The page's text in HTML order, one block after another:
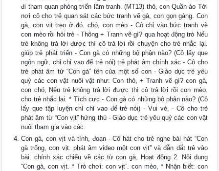
đi tham quan phòng triển lãm tranh. (MT13) thỏ, con Quần áo Tới
nơi cô cho trẻ quan sát các bức tranh vẽ gà, con gọn gàng. Con
gà, con vịt treo ở đó. chó, con mèo - Cô chỉ vào bức tranh vẽ
con mèo rồi hỏi trẻ - Thông + Tranh vẽ gì? qua hoạt động trò Nếu
trẻ không trả lời được thì cô trả lời rồi chuyện cho trẻ nhắc lại.
giúp trẻ phát triển - Con gà có những bộ phận nào? (Cô lấy que
ngôn ngữ, chỉ chỉ vao để trẻ nói) trẻ phát âm chính xác - Cô cho
trẻ phát âm từ “Con gà” tên của một số con - Giáo dục trẻ yêu
quý các con vật nuôi vật như: Con thỏ, + Tranh vẽ gì? con gà,
con chó, Nếu trẻ không trả lời được thì cô trả lời rồi con mèo.
cho trẻ nhắc lại. * Tích cực - Con gà có những bộ phận nào? (Cô
lấy que tập luyện chỉ chỉ vao để trẻ nói) - Vui vẻ, - Cô cho trẻ
phát âm từ “Con vịt” hứng thú - Giáo dục trẻ yêu quý các con vật
nuôi tham gia vào các
Con gà, con vịt và tính, đoạn - Cô hát cho trẻ nghe bài hát “Con
gà trống, con vịt. phát âm video một con vịt” và dẫn dắt trẻ vào
bài. chính xác chiếu về các từ con gà, Hoạt động 2. Nội dung
“Con gà, con vịt. * Trò chơi: con vịt”. con mèo, * Nhận biết: con